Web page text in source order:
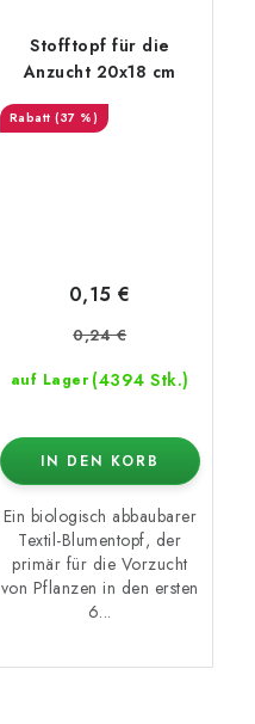
Stofftopf für die
Anzucht 20x18 cm
(37 %)
auf Lager (4394 Stk.)
0,15 €
0,24 €
IN DEN KORB
Ein biologisch abbaubarer
Textil-Blumentopf, der
primär für die Vorzucht
von Pflanzen in den ersten
6...